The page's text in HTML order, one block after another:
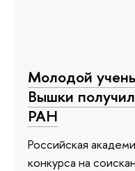
Молодой
Вышки
РАН
Российская
конкурса на